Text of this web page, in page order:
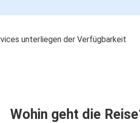
unterliegen der Verfügbarkeit
Wohin geht die